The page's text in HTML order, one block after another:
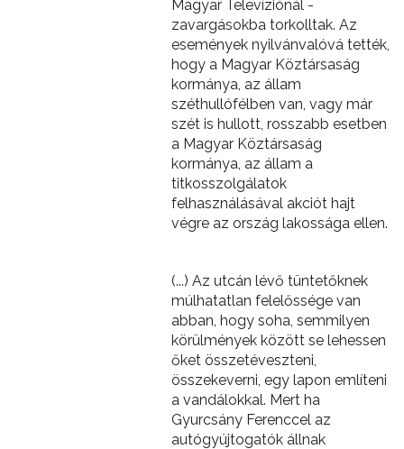
Magyar Televíziónál -
zavargásokba torkolltak. Az
események nyilvánvalóvá tették,
hogy a Magyar Köztársaság
kormánya, az állam
széthullófélben van, vagy már
szét is hullott, rosszabb esetben
a Magyar Köztársaság
kormánya, az állam a
titkosszolgálatok
felhasználásával akciót hajt
végre az ország lakossága ellen.
(...) Az utcán lévő tüntetőknek
múlhatatlan felelőssége van
abban, hogy soha, semmilyen
körülmények között se lehessen
őket összetéveszteni,
összekeverni, egy lapon említeni
a vandálokkal. Mert ha
Gyurcsány Ferenccel az
autógyújtogatók állnak